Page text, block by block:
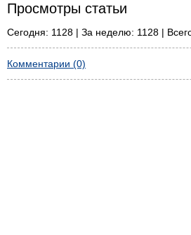
Просмотры статьи
Сегодня: 1128 | За неделю: 1128 |
Комментарии (0)